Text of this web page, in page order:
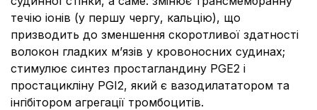
течію іонів (у першу чергу, кальцію), що
призводить до зменшення скоротливої здатності
волокон гладких м’язів у кровоносних судинах;
стимулює синтез простагландину PGE2 i
простациклiну PGI2, який є вазодилататором та
iнгiбiтором агрегацiї тромбоцитiв.